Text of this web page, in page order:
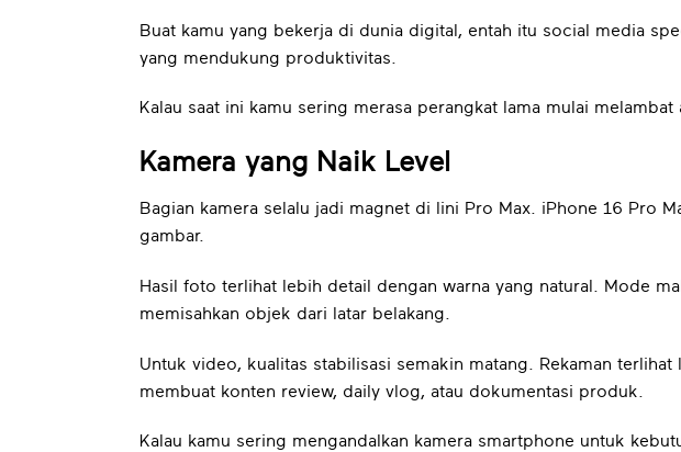
Buat kamu yang bekerja di dunia digital, entah itu social media
yang mendukung produktivitas.
Kalau saat ini kamu sering merasa perangkat lama mulai
Kamera yang Naik Level
Bagian kamera selalu jadi magnet di lini Pro Max. iPhone 16 Pro
gambar.
Hasil foto terlihat lebih detail dengan warna yang natural. Mode
memisahkan objek dari latar belakang.
Untuk video, kualitas stabilisasi semakin matang. Rekaman
membuat konten review, daily vlog, atau dokumentasi produk.
Kalau kamu sering mengandalkan kamera smartphone untuk